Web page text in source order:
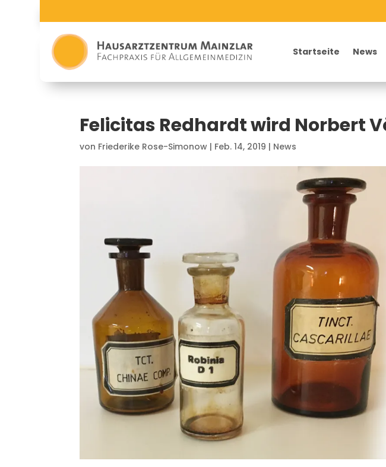
Startseite News
Felicitas Redhardt wird Norbert
von Friederike Rose-Simonow | Feb. 14, 2019 | News